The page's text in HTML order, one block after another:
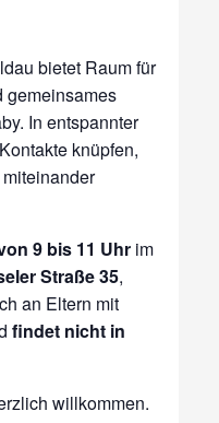
bietet Raum für
gemeinsames
In entspannter
knüpfen,
9 bis 11 Uhr im
Straße 35,
an Eltern mit
findet nicht in
willkommen.